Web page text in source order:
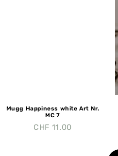
Mugg Happiness white Art Nr.
MC 7
CHF 11.00